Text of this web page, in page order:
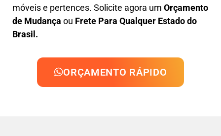
móveis e pertences. Solicite agora um Orçamento
de Mudança ou Frete Para Qualquer Estado do
Brasil.
ORÇAMENTO RÁPIDO